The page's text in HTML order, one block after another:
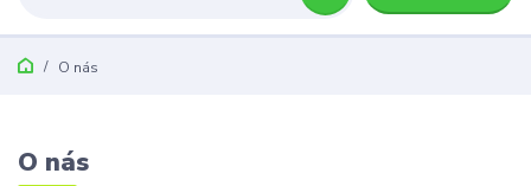
O nás
O nás